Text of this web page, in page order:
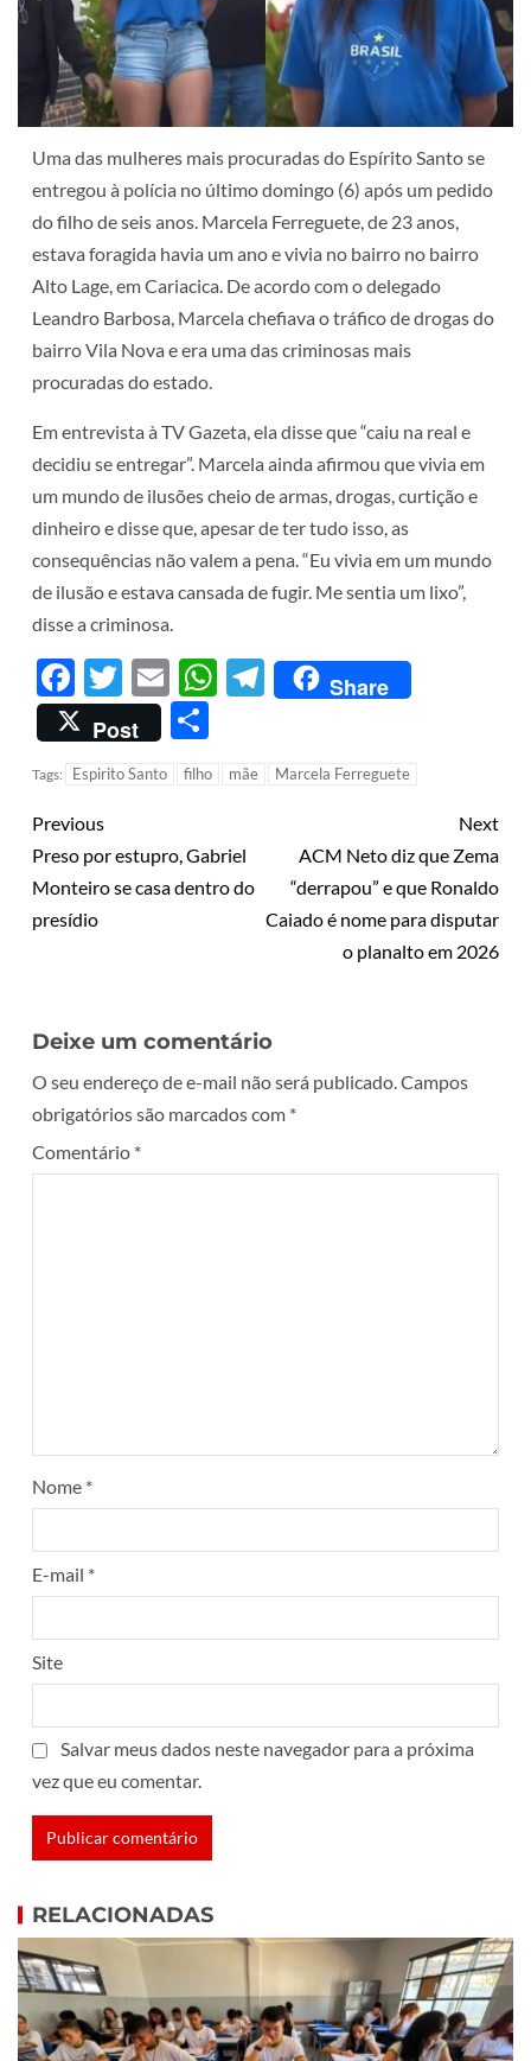
Uma das mulheres mais procuradas do Espírito Santo se
entregou à polícia no último domingo (6) após um pedido
do filho de seis anos. Marcela Ferreguete, de 23 anos,
estava foragida havia um ano e vivia no bairro no bairro
Alto Lage, em Cariacica. De acordo com o delegado
Leandro Barbosa, Marcela chefiava o tráfico de drogas do
bairro Vila Nova e era uma das criminosas mais
procuradas do estado.
Em entrevista à TV Gazeta, ela disse que “caiu na real e
decidiu se entregar”. Marcela ainda afirmou que vivia em
um mundo de ilusões cheio de armas, drogas, curtição e
dinheiro e disse que, apesar de ter tudo isso, as
consequências não valem a pena. “Eu vivia em um mundo
de ilusão e estava cansada de fugir. Me sentia um lixo”,
disse a criminosa.
Facebook
Twitter
EmailWhatsApp
Telegram
Share
Post
Tags: Espirito Santo filho mãe Marcela Ferreguete
Previous
Preso por estupro, Gabriel
Monteiro se casa dentro do
presídio
Next
ACM Neto diz que Zema
“derrapou” e que Ronaldo
Caiado é nome para disputar
o planalto em 2026
Deixe um comentário
O seu endereço de e-mail não será publicado.Campos
obrigatórios são marcados com *
Comentário *
Nome *
E-mail *
Site
Salvar meus dados neste navegador para a próxima
vez que eu comentar.
RELACIONADAS